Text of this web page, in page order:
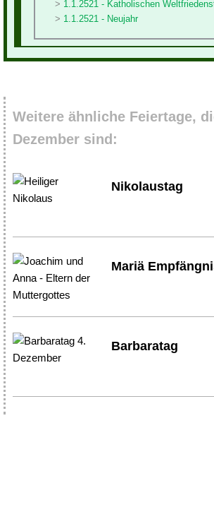
1.1.2521 - Katholischen
1.1.2521 - Neujahr
Weitere ähnliche Feiertage,
Dezember sind:
Nikolaustag
Mariä
Barbaratag